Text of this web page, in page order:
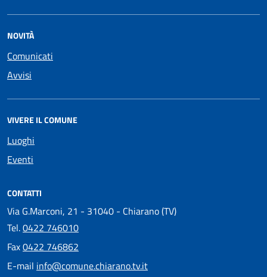
NOVITÀ
Comunicati
Avvisi
VIVERE IL COMUNE
Luoghi
Eventi
CONTATTI
Via G.Marconi, 21 - 31040 - Chiarano (TV)
Tel.0422 746010
Fax0422 746862
E-mail info@comune.chiarano.tv.it